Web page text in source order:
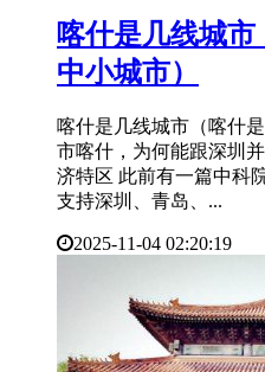
喀什是几线城
中小城市）
喀什是几线城市（喀什
市喀什，为何能跟深圳
济特区 此前有一篇中科
支持深圳、青岛、...
2025-11-04 02:20:19